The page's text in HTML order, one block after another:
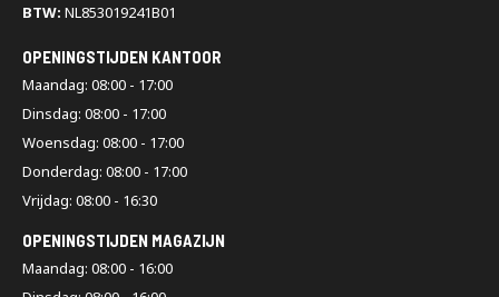
BTW: NL853019241B01
OPENINGSTIJDEN KANTOOR
Maandag: 08:00 - 17:00
Dinsdag: 08:00 - 17:00
Woensdag: 08:00 - 17:00
Donderdag: 08:00 - 17:00
Vrijdag: 08:00 - 16:30
OPENINGSTIJDEN MAGAZIJN
Maandag: 08:00 - 16:00